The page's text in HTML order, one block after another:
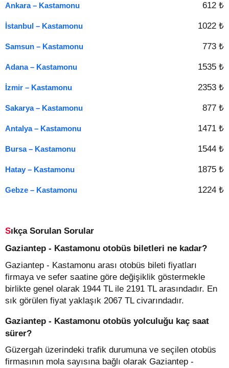
Ankara – Kastamonu 612 ₺
İstanbul – Kastamonu 1022 ₺
Samsun – Kastamonu 773 ₺
Adana – Kastamonu 1535 ₺
İzmir – Kastamonu 2353 ₺
Sakarya – Kastamonu 877 ₺
Antalya – Kastamonu 1471 ₺
Bursa – Kastamonu 1544 ₺
Hatay – Kastamonu 1875 ₺
Gebze – Kastamonu 1224 ₺
Sıkça Sorulan Sorular
Gaziantep - Kastamonu otobüs biletleri ne kadar?
Gaziantep - Kastamonu arası otobüs bileti fiyatları
firmaya ve sefer saatine göre değişiklik göstermekle
birlikte genel olarak 1944 TL ile 2191 TL arasındadır. En
sık görülen fiyat yaklaşık 2067 TL civarındadır.
Gaziantep - Kastamonu otobüs yolculuğu kaç saat
sürer?
Güzergah üzerindeki trafik durumuna ve seçilen otobüs
firmasının mola sayısına bağlı olarak Gaziantep -